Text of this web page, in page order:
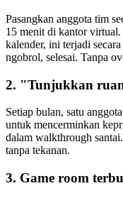
Pasangkan anggota tim
15 menit di kantor
kalender, ini terjadi
ngobrol, selesai. Tanpa
2. "Tunjukkan
Setiap bulan, satu
untuk mencerminkan
dalam walkthrough
tanpa tekanan.
3. Game room